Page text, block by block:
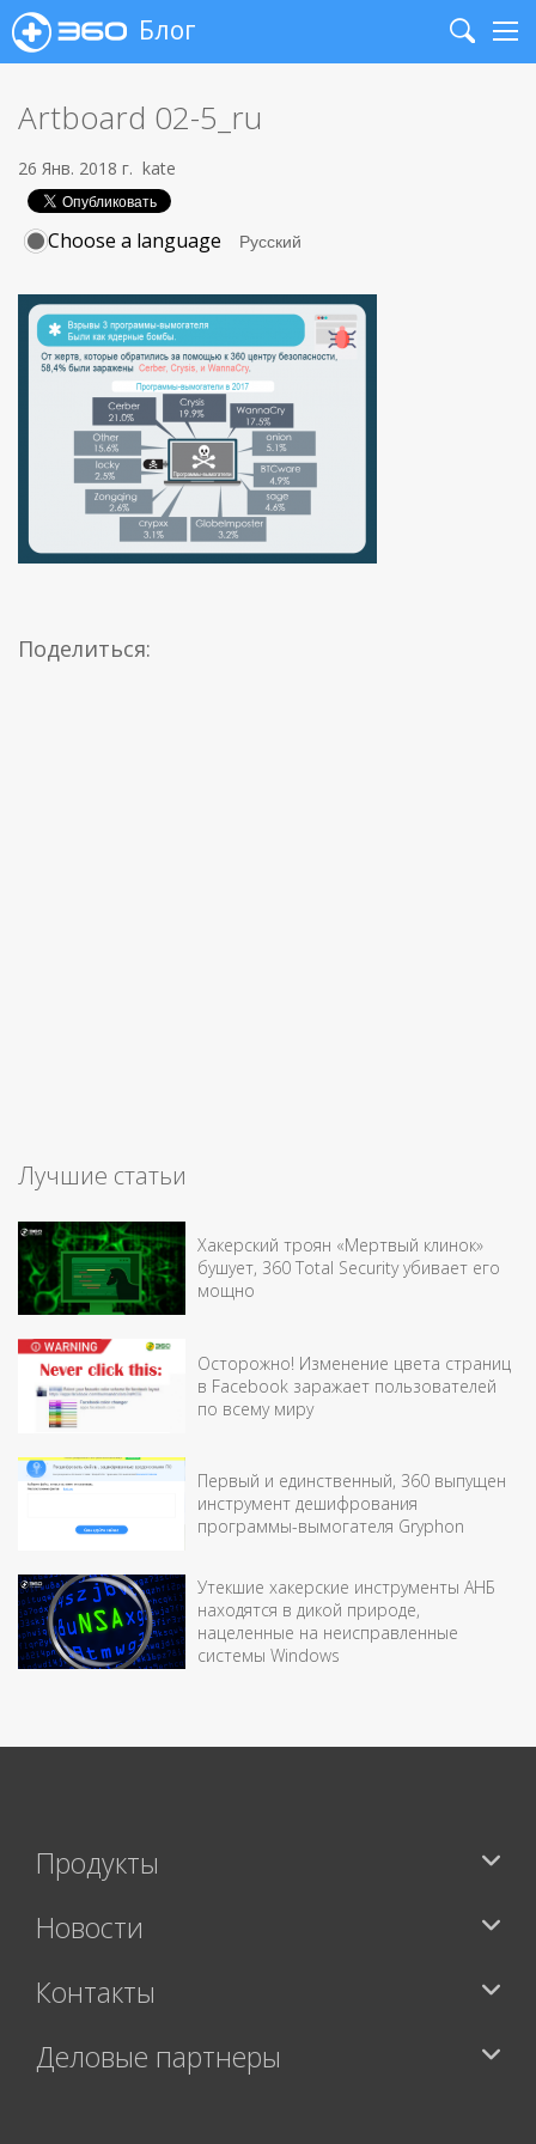
Блог
Search
Artboard 02-5_ru
26 Янв. 2018 г. kate
Choose a language
Поделиться:
Лучшие статьи
Хакерский троян «Мертвый клинок»
бушует, 360 Total Security убивает его
мощно
Осторожно! Изменение цвета страниц
в Facebook заражает пользователей
по всему миру
Первый и единственный, 360 выпущен
инструмент дешифрования
программы-вымогателя Gryphon
Утекшие хакерские инструменты АНБ
находятся в дикой природе,
нацеленные на неисправленные
системы Windows
Продукты
Новости
Контакты
Деловые партнеры